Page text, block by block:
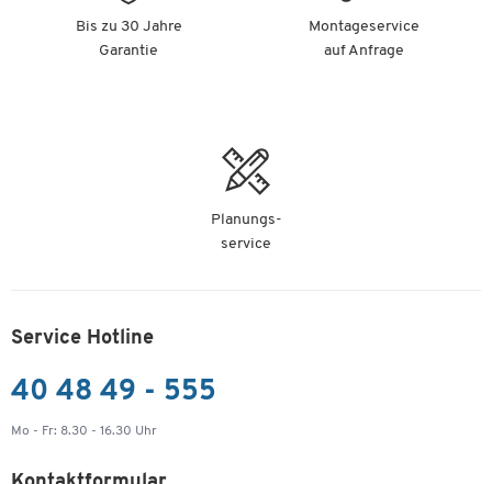
Bis zu 30 Jahre
Garantie
Montageservice
auf Anfrage
Planungs-
service
Service Hotline
40 48 49 - 555
Mo - Fr: 8.30 - 16.30 Uhr